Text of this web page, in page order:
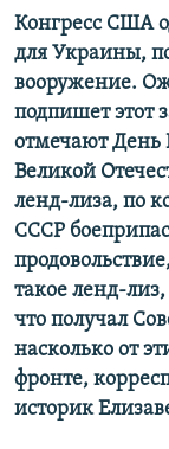
Конгресс США
для Украины,
вооружение.
подпишет этот
отмечают День
Великой
ленд-лиза, по
СССР
такое ленд-
что получал
насколько от
фронте,
историк